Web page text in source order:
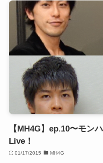
【MH4G】ep.10〜モン
Live！
01/17/2015 MH4G